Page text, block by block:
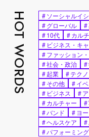
HOT WORDS #ソーシャルイ
#グローバル #
#10代 #カル
# ビジネス・キ
#ファッション
#社会・政治 #
#起業 #テク
#その他 #イ
# ビジネス #
#カルチャー #
#バンド #ヨ
#ヘルスケア #
#パフォーミン